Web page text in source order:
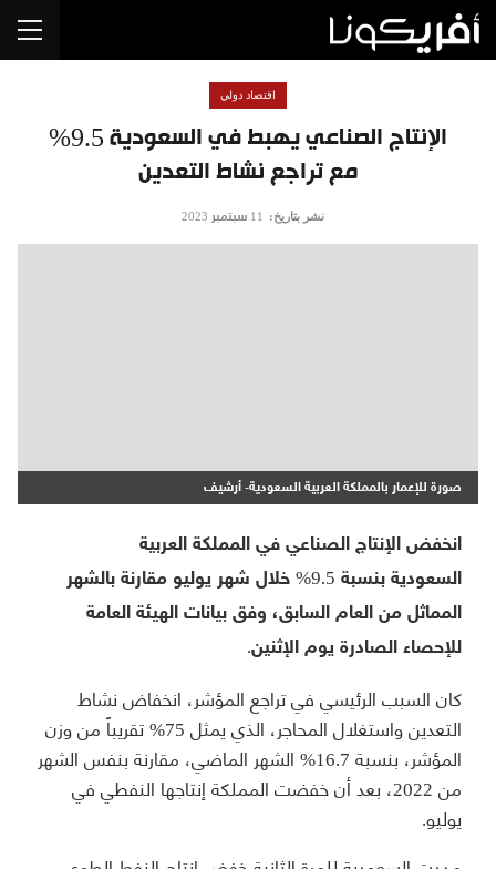
الإنتاج الصناعي يهبط في السعودية 9.5%
مع تراجع نشاط التعدين
اقتصاد دولي
نشر بتاريخ: 11 سبتمبر 2023
صورة للإعمار بالمملكة العربية السعودية- أرشيف
انخفض الإنتاج الصناعي في المملكة العربية
السعودية بنسبة 9.5% خلال شهر يوليو مقارنة بالشهر
المماثل من العام السابق، وفق بيانات الهيئة العامة
للإحصاء الصادرة يوم الإثنين.
كان السبب الرئيسي في تراجع المؤشر، انخفاض نشاط
التعدين واستغلال المحاجر، الذي يمثل 75% تقريباً من وزن
المؤشر، بنسبة 16.7% الشهر الماضي، مقارنة بنفس الشهر
من 2022، بعد أن خفضت المملكة إنتاجها النفطي في
يوليو.